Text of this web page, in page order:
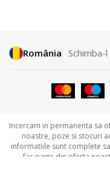
România Schimba-l
Incercam in permanenta sa
noastre, poze si stocuri
informatiile sunt complete
fac parte din oferta